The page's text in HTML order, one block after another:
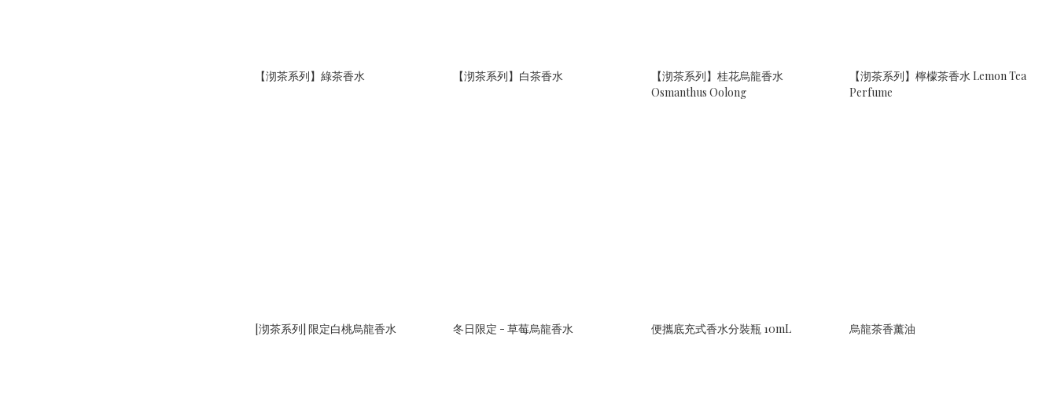
【沏茶系列】綠茶香水 【沏茶系列】白茶香水
【沏茶系列】桂花烏龍香水
Osmanthus Oolong
【沏茶系列】檸檬茶香水 Lemon Tea
Perfume
[沏茶系列] 限定白桃烏龍香水 冬日限定 - 草莓烏龍香水 便攜底充式香水分裝瓶 10mL 烏龍茶香薰油